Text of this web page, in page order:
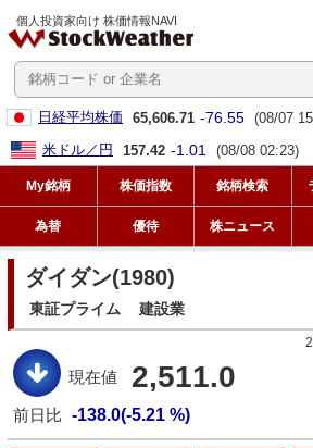
個人投資家向け 株価情報NAVI
日経平均株価 65,606.71 -76.55 (08/07
米ドル／円
157.42 -1.01 (08/08 02:23)
My銘柄 株価指数 銘柄検索
為替 優待 株ニュース
ダイダン(1980)
東証プライム 建設業
現在値 2,511.0
前日比 -138.0(-5.21 %)